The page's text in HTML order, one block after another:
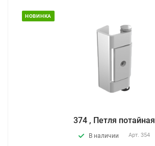
НОВИНКА
374 , Петля потайная
В наличии Арт. 354